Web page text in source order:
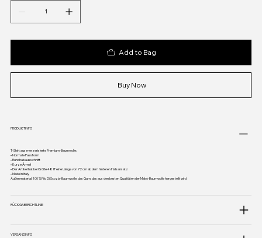
Add to Bag
Buy Now
PRODUKTINFO
T-Shirt aus merzerisierte Premium-Baumwolle:
• Normale Passform
• Rundhalsausschnitt
• Kurze Ärmel
• Der Artikel hat bei Größe 48 IT eine Länge von 72 cm ab dem hinteren Halsansatz
• Made in Italy
Außenmaterial: 100 % Filo Di Scozia-Baumwolle, das Garn, das aus den besten Qualitäten der Makò-Baumwolle hergestellt wird
RÜCKGABERICHTLINIE
VERSANDINFO